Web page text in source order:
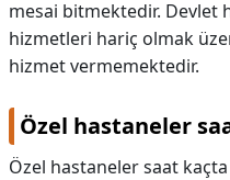
mesai bitmektedir. Devlet
hizmetleri hariç olmak
hizmet vermemektedir.
Özel hastaneler
Özel hastaneler saat kaçta